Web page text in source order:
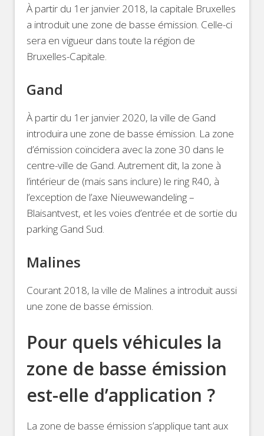
À partir du 1er janvier 2018, la capitale Bruxelles
a introduit une zone de basse émission. Celle-ci
sera en vigueur dans toute la région de
Bruxelles-Capitale.
Gand
À partir du 1er janvier 2020, la ville de Gand
introduira une zone de basse émission. La zone
d’émission coïncidera avec la zone 30 dans le
centre-ville de Gand. Autrement dit, la zone à
l’intérieur de (mais sans inclure) le ring R40, à
l’exception de l’axe Nieuwewandeling –
Blaisantvest, et les voies d’entrée et de sortie du
parking Gand Sud.
Malines
Courant 2018, la ville de Malines a introduit aussi
une zone de basse émission.
Pour quels véhicules la
zone de basse émission
est-elle d’application ?
La zone de basse émission s’applique tant aux